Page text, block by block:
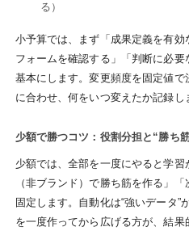
る）
小予算では、まず「成果定義を有
フォームを確認する」「判断に必
基本にします。変更頻度を固定値
に合わせ、何をいつ変えたか記録し
少額で勝つコツ：役割分担と“勝ち
少額では、全部を一度にやると学
（非ブランド）で勝ち筋を作る」
固定します。自動化は“強いデータ
を一度作ってから広げる方が、結果